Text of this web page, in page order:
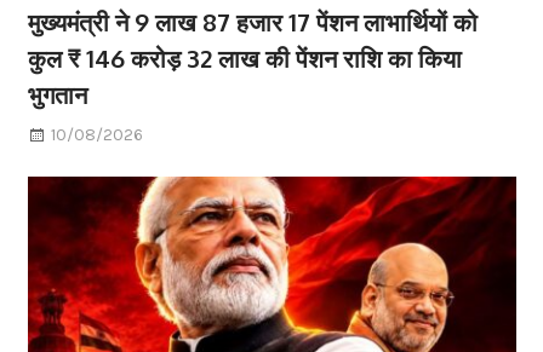
मुख्यमंत्री ने 9 लाख 87 हजार 17 पेंशन लाभार्थियों को
कुल ₹ 146 करोड़ 32 लाख की पेंशन राशि का किया
भुगतान
10/08/2026